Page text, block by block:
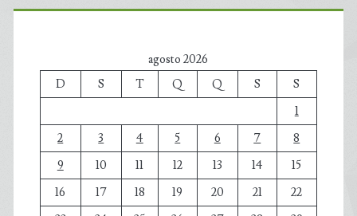
agosto 2026
D
S T Q Q S
S
1
2
3 4 5 6 7
8
9
10 11 12 13 14
15
16
17 18 19 20 21
22